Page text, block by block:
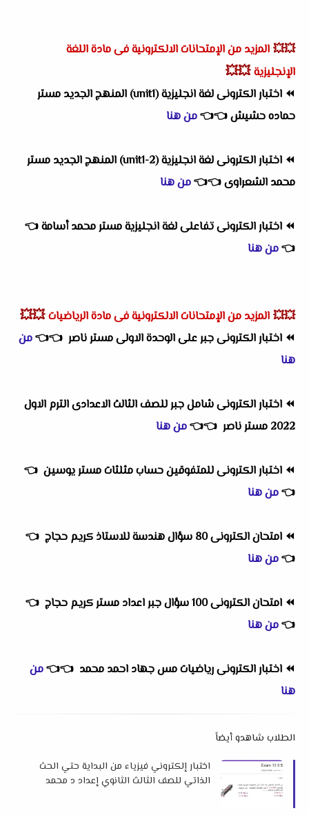
💥💥 المزيد من الإمتحانات الالكترونية فى مادة اللغة
الإنجليزية 💥💥
⏪
اختبار الكترونى لغة انجليزية (unit1) المنهج الجديد مستر
حماده حشيش👈
👈من هنا
⏪
اختبار الكترونى لغة انجليزية (2-unit1) المنهج الجديد مستر
محمد الشعراوى👈
👈من هنا
⏪ اختبار الكترونى تفاعلى لغة انجليزية مستر محمد أسامة👈
👈من هنا
💥💥 المزيد من الإمتحانات الالكترونية فى مادة الرياضيات 💥💥
⏪ اختبار الكترونى جبر على الوحدة الاولى مستر ناصر 👈
👈من
هنا
⏪ اختبار الكترونى شامل جبر للصف الثالث الاعدادى الترم الاول
2022 مستر ناصر
👈
👈من هنا
⏪ اختبار الكترونى للمتفوقين حساب مثلثات مستر يوسين 👈
👈من هنا
⏪ امتحان الكترونى 80 سؤال هندسة للاستاذ كريم حجاج
👈
👈من هنا
⏪ امتحان الكترونى 100 سؤال جبر اعداد مستر كريم حجاج
👈
👈من هنا
⏪ اختبار الكترونى رياضيات مس جهاد احمد محمد 👈
👈من
هنا
الطلاب شاهدو أيضاً
اختبار إلكتروني فيزياء من البداية حتي الحث
الذاتي للصف الثالث الثانوي إعداد د محمد